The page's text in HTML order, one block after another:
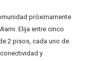
próximamente
Elija entre cinco
2 pisos, cada uno de
conectividad y